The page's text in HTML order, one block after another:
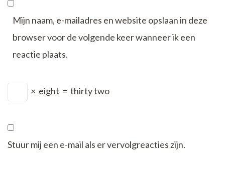
Mijn naam, e-mailadres en website opslaan in deze
browser voor de volgende keer wanneer ik een
reactie plaats.
× eight = thirty two
Stuur mij een e-mail als er vervolgreacties zijn.